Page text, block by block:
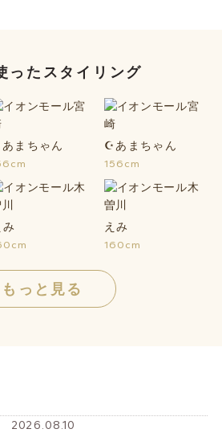
ったスタイリング
まちゃん ☪あまちゃん
156cm
み えみ
160cm
もっと見る
2026.08.10